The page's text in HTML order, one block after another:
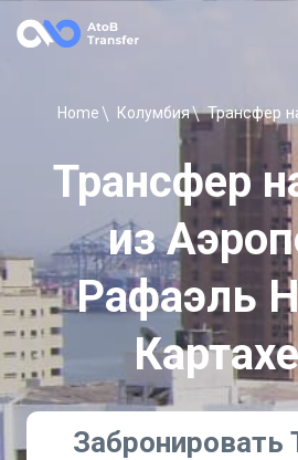
Home Колумбия
Трансфер
из
Рафаэль
Забронировать